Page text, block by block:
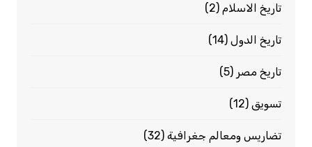
تاريخ الاسلام(2)
تاريخ الدول(14)
تاريخ مصر (5)
تسويق(12)
تضاريس ومعالم جغرافية(32)